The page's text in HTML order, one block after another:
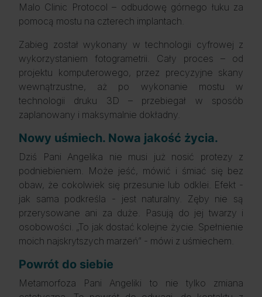
Malo Clinic Protocol – odbudowę górnego łuku za
pomocą mostu na czterech implantach.
Zabieg został wykonany w technologii cyfrowej z
wykorzystaniem fotogrametrii. Cały proces – od
projektu komputerowego, przez precyzyjne skany
wewnątrzustne, aż po wykonanie mostu w
technologii druku 3D – przebiegał w sposób
zaplanowany i maksymalnie dokładny.
Nowy uśmiech. Nowa jakość życia.
Dziś Pani Angelika nie musi już nosić protezy z
podniebieniem. Może jeść, mówić i śmiać się bez
obaw, że cokolwiek się przesunie lub odklei. Efekt -
jak sama podkreśla - jest naturalny. Zęby nie są
przerysowane ani za duże. Pasują do jej twarzy i
osobowości. „To jak dostać kolejne życie. Spełnienie
moich najskrytszych marzeń” - mówi z uśmiechem.
Powrót do siebie
Metamorfoza Pani Angeliki to nie tylko zmiana